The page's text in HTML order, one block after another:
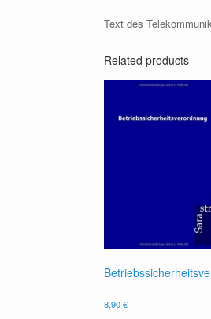
Text des
Related products
8,90€